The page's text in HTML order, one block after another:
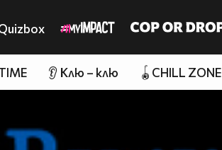
👂 Клю – клю 🪀CHILL ZONE